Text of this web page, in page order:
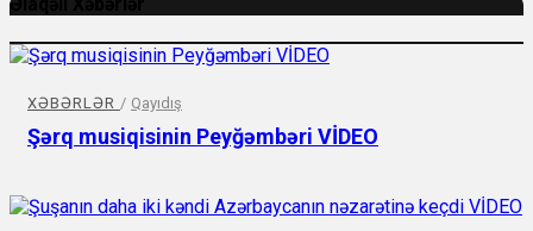
Əlaqəli Xəbərlər
XƏBƏRLƏR / Qayıdış
Şərq musiqisinin Peyğəmbəri VİDEO